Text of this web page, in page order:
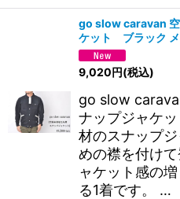
go slow caravan 空
ケット ブラック
9,020円(税込)
go slow
ナップジャケ
材のスナップ
めの襟を付け
ャケット感の
る1着です。 …